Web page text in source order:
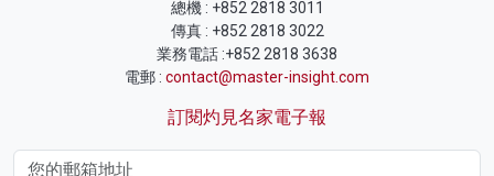
總機 : +852 2818 3011
傳真 : +852 2818 3022
業務電話 :+852 2818 3638
電郵 : contact@master-insight.com
訂閱灼見名家電子報